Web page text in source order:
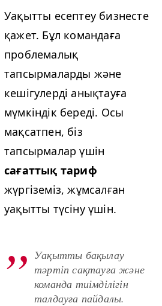
Уақытты есептеу бизнесте
қажет. Бұл командаға
проблемалық
тапсырмаларды және
кешігулерді анықтауға
мүмкіндік береді. Осы
мақсатпен, біз
тапсырмалар үшін
сағаттық тариф
жүргіземіз, жұмсалған
уақытты түсіну үшін.
Уақытты бақылау
тәртіп сақтауға және
команда тиімділігін
талдауға пайдалы.